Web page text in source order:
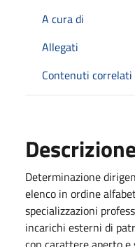
A cura di
Allegati
Contenuti correlati
Determinazione
elenco in ordine
specializzazioni
incarichi esterni di